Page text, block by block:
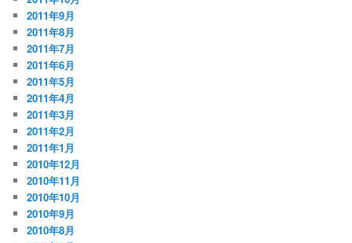
2011年9月
2011年8月
2011年7月
2011年6月
2011年5月
2011年4月
2011年3月
2011年2月
2011年1月
2010年12月
2010年11月
2010年10月
2010年9月
2010年8月